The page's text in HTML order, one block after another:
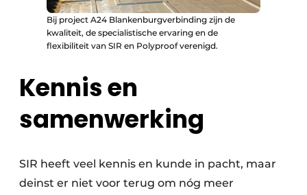
Bij project A24 Blankenburgverbinding zijn de
kwaliteit, de specialistische ervaring en de
flexibiliteit van SIR en Polyproof verenigd.
Kennis en
samenwerking
SIR heeft veel kennis en kunde in pacht, maar
deinst er niet voor terug om nóg meer